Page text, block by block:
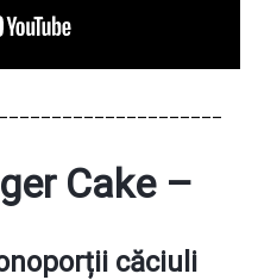
Cake –
ții căciuli